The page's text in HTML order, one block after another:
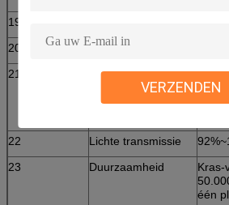
VERZENDEN
19
20
Materiële structuur
21
Dikte
de
Film
22
Lichte transmissie
23
Duurzaamheid
Kras-
één